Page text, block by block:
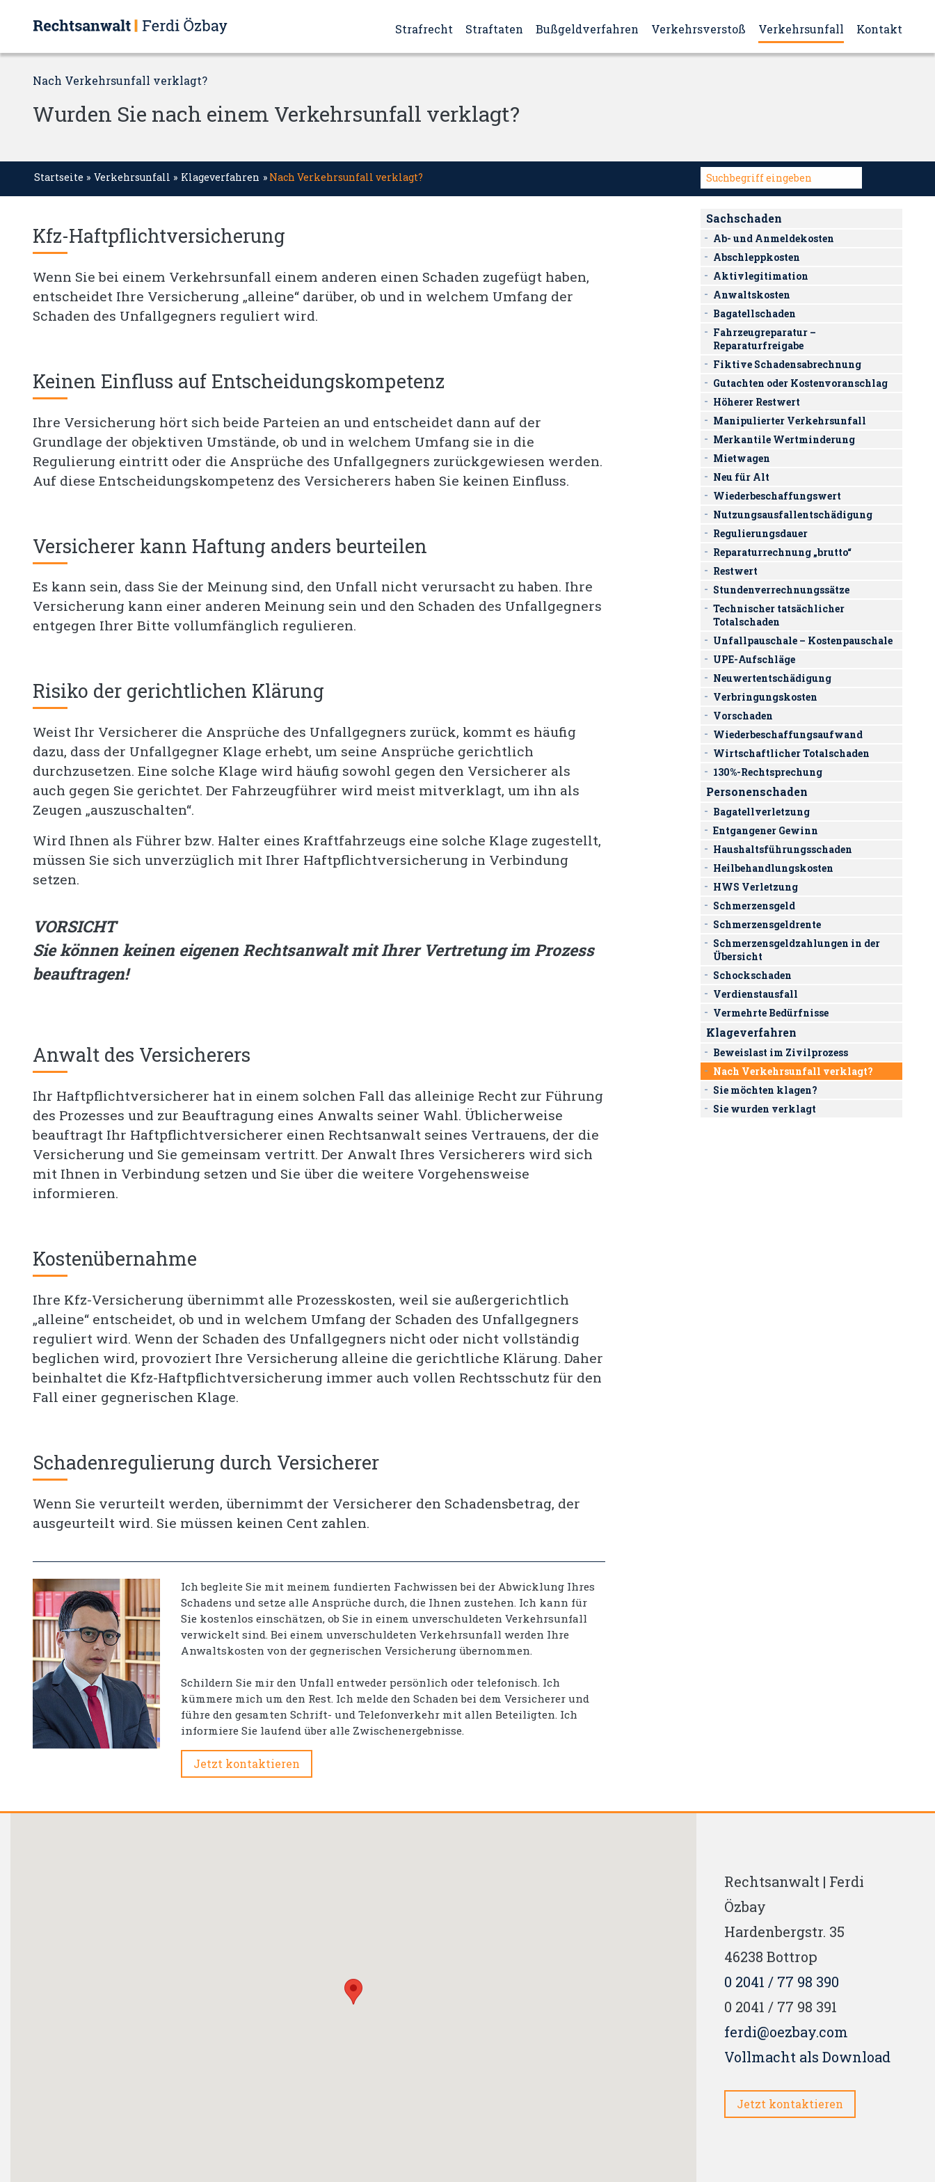
Strafrecht Straftaten Bußgeldverfahren Verkehrsverstoß Verkehrsunfall Kontakt
Nach Verkehrsunfall verklagt?
Wurden Sie nach einem Verkehrsunfall verklagt?
Startseite » Verkehrsunfall » Klageverfahren » Nach Verkehrsunfall verklagt?
Kfz-Haftpflichtversicherung
Wenn Sie bei einem Verkehrsunfall einem anderen einen Schaden zugefügt haben,
entscheidet Ihre Versicherung „alleine“ darüber, ob und in welchem Umfang der
Schaden des Unfallgegners reguliert wird.
Keinen Einfluss auf Entscheidungskompetenz
Ihre Versicherung hört sich beide Parteien an und entscheidet dann auf der
Grundlage der objektiven Umstände, ob und in welchem Umfang sie in die
Regulierung eintritt oder die Ansprüche des Unfallgegners zurückgewiesen werden.
Auf diese Entscheidungskompetenz des Versicherers haben Sie keinen Einfluss.
Versicherer kann Haftung anders beurteilen
Es kann sein, dass Sie der Meinung sind, den Unfall nicht verursacht zu haben. Ihre
Versicherung kann einer anderen Meinung sein und den Schaden des Unfallgegners
entgegen Ihrer Bitte vollumfänglich regulieren.
Risiko der gerichtlichen Klärung
Weist Ihr Versicherer die Ansprüche des Unfallgegners zurück, kommt es häufig
dazu, dass der Unfallgegner Klage erhebt, um seine Ansprüche gerichtlich
durchzusetzen. Eine solche Klage wird häufig sowohl gegen den Versicherer als
auch gegen Sie gerichtet. Der Fahrzeugführer wird meist mitverklagt, um ihn als
Zeugen „auszuschalten“.
Wird Ihnen als Führer bzw. Halter eines Kraftfahrzeugs eine solche Klage zugestellt,
müssen Sie sich unverzüglich mit Ihrer Haftpflichtversicherung in Verbindung
setzen.
VORSICHT
Sie können keinen eigenen Rechtsanwalt mit Ihrer Vertretung im Prozess
beauftragen!
Anwalt des Versicherers
Ihr Haftpflichtversicherer hat in einem solchen Fall das alleinige Recht zur Führung
des Prozesses und zur Beauftragung eines Anwalts seiner Wahl. Üblicherweise
beauftragt Ihr Haftpflichtversicherer einen Rechtsanwalt seines Vertrauens, der die
Versicherung und Sie gemeinsam vertritt. Der Anwalt Ihres Versicherers wird sich
mit Ihnen in Verbindung setzen und Sie über die weitere Vorgehensweise
informieren.
Kostenübernahme
Ihre Kfz-Versicherung übernimmt alle Prozesskosten, weil sie außergerichtlich
„alleine“ entscheidet, ob und in welchem Umfang der Schaden des Unfallgegners
reguliert wird. Wenn der Schaden des Unfallgegners nicht oder nicht vollständig
beglichen wird, provoziert Ihre Versicherung alleine die gerichtliche Klärung. Daher
beinhaltet die Kfz-Haftpflichtversicherung immer auch vollen Rechtsschutz für den
Fall einer gegnerischen Klage.
Schadenregulierung durch Versicherer
Wenn Sie verurteilt werden, übernimmt der Versicherer den Schadensbetrag, der
ausgeurteilt wird. Sie müssen keinen Cent zahlen.
Ich begleite Sie mit meinem fundierten Fachwissen bei der Abwicklung Ihres
Schadens und setze alle Ansprüche durch, die Ihnen zustehen. Ich kann für
Sie kostenlos einschätzen, ob Sie in einem unverschuldeten Verkehrsunfall
verwickelt sind. Bei einem unverschuldeten Verkehrsunfall werden Ihre
Anwaltskosten von der gegnerischen Versicherung übernommen.
Schildern Sie mir den Unfall entweder persönlich oder telefonisch. Ich
kümmere mich um den Rest. Ich melde den Schaden bei dem Versicherer und
führe den gesamten Schrift- und Telefonverkehr mit allen Beteiligten. Ich
informiere Sie laufend über alle Zwischenergebnisse.
Jetzt kontaktieren
Sachschaden
Ab- und Anmeldekosten
Abschleppkosten
Aktivlegitimation
Anwaltskosten
Bagatellschaden
Fahrzeugreparatur –
Reparaturfreigabe
Fiktive Schadensabrechnung
Gutachten oder Kostenvoranschlag
Höherer Restwert
Manipulierter Verkehrsunfall
Merkantile Wertminderung
Mietwagen
Neu für Alt
Wiederbeschaffungswert
Nutzungsausfallentschädigung
Regulierungsdauer
Reparaturrechnung „brutto“
Restwert
Stundenverrechnungssätze
Technischer tatsächlicher
Totalschaden
Unfallpauschale – Kostenpauschale
UPE-Aufschläge
Neuwertentschädigung
Verbringungskosten
Vorschaden
Wiederbeschaffungsaufwand
Wirtschaftlicher Totalschaden
130%-Rechtsprechung
Personenschaden
Bagatellverletzung
Entgangener Gewinn
Haushaltsführungsschaden
Heilbehandlungskosten
HWS Verletzung
Schmerzensgeld
Schmerzensgeldrente
Schmerzensgeldzahlungen in der
Übersicht
Schockschaden
Verdienstausfall
Vermehrte Bedürfnisse
Klageverfahren
Beweislast im Zivilprozess
Nach Verkehrsunfall verklagt?
Sie möchten klagen?
Sie wurden verklagt
Rechtsanwalt | Ferdi
Özbay
Hardenbergstr. 35
46238 Bottrop
0 2041 / 77 98 390
0 2041 / 77 98 391
ferdi@oezbay.com
Vollmacht als Download
Jetzt kontaktieren